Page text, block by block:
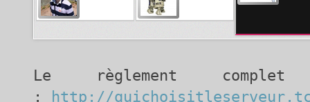
Le règlement
: http://